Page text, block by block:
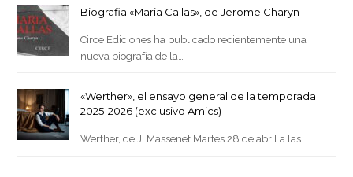
Biografia «Maria Callas», de Jerome Charyn
Circe Ediciones ha publicado recientemente una
nueva biografía de la…
«Werther», el ensayo general de la temporada
2025-2026 (exclusivo Amics)
Werther, de J. Massenet Martes 28 de abril a las…